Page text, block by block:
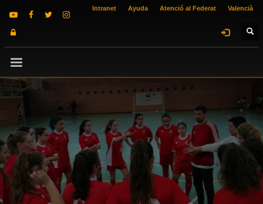
Intranet Ayuda Atenció al Federat Valencià